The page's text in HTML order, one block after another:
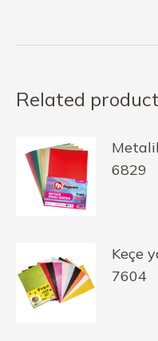
Related
6829
Keçe
7604